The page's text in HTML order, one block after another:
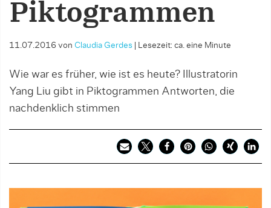
Piktogrammen
11.07.2016 von Claudia Gerdes Lesezeit: ca. eine Minute
Wie war es früher, wie ist es heute? Illustratorin
Yang Liu gibt in Piktogrammen Antworten, die
nachdenklich stimmen